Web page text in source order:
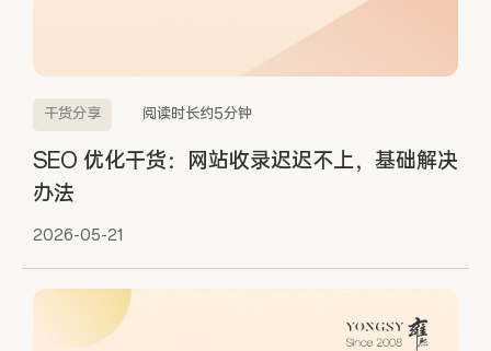
干货分享 阅读时长约5分钟
SEO 优化干货：网站收录迟迟不上，基础解决
办法
2026-05-21